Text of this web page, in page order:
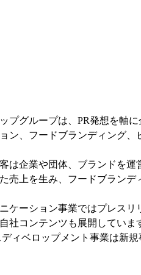
プグループは、PR発想を軸
ン、フードブランディング
は企業や団体、ブランドを
売上を生み、フードブラン
ケーション事業ではプレス
社コンテンツも展開してい
ィベロップメント事業は新